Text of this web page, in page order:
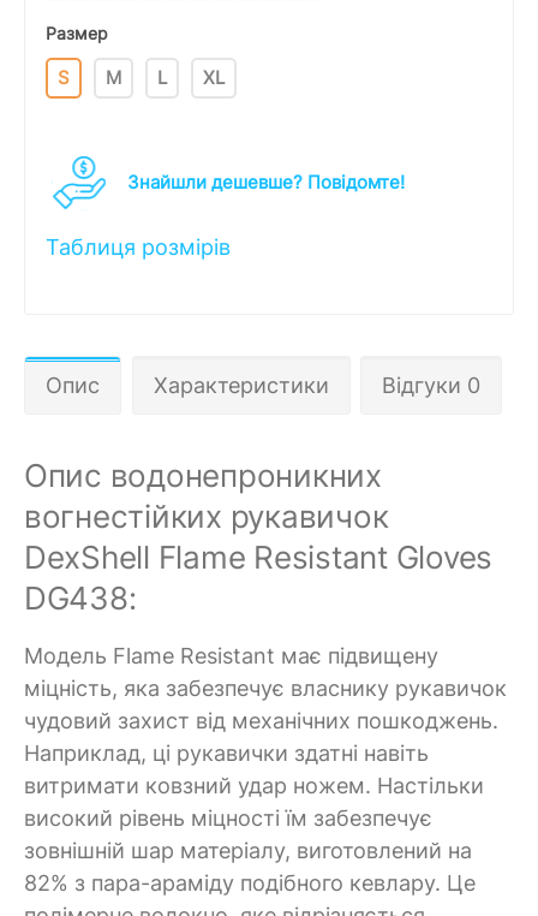
Размер
S M L XL
Знайшли дешевше? Повідомте!
Таблиця розмірів
Опис Характеристики Відгуки 0
Опис водонепроникних
вогнестійких рукавичок
DexShell Flame Resistant Gloves
DG438:
Модель Flame Resistant має підвищену
міцність, яка забезпечує власнику рукавичок
чудовий захист від механічних пошкоджень.
Наприклад, ці рукавички здатні навіть
витримати ковзний удар ножем. Настільки
високий рівень міцності їм забезпечує
зовнішній шар матеріалу, виготовлений на
82% з пара-араміду подібного кевлару. Це